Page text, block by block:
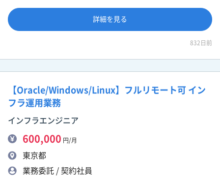
詳細を見る
832日前
【Oracle/Windows/Linux】フルリモート可 イン
フラ運用業務
インフラエンジニア
600,000 円/月
東京都
業務委託 / 契約社員